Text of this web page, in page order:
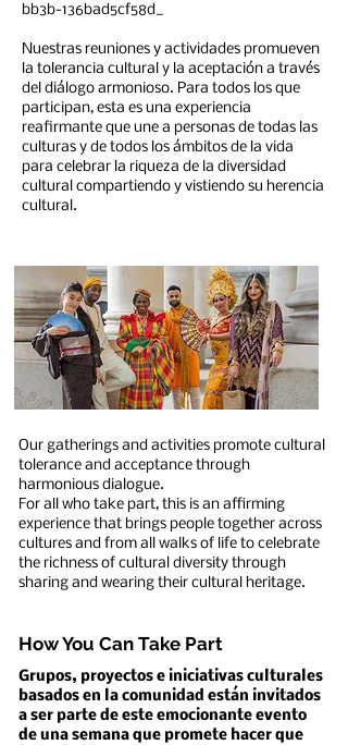
bb3b-136bad5cf58d_
Nuestras reuniones y actividades promueven
la tolerancia cultural y la aceptación a través
del diálogo armonioso. Para todos los que
participan, esta es una experiencia
reafirmante que une a personas de todas las
culturas y de todos los ámbitos de la vida
para celebrar la riqueza de la diversidad
cultural compartiendo y vistiendo su herencia
cultural.
Our gatherings and activities promote cultural
tolerance and acceptance through
harmonious dialogue.
For all who take part, this is an affirming
experience that brings people together across
cultures and from all walks of life to celebrate
the richness of cultural diversity through
sharing and wearing their cultural heritage.
How You Can Take Part
​Grupos, proyectos e iniciativas culturales
basados en la comunidad están invitados
a ser parte de este emocionante evento
de una semana que promete hacer que